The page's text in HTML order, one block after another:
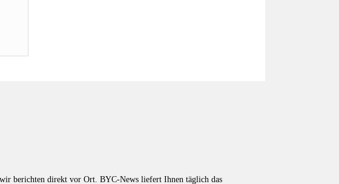
berichten direkt vor Ort. BYC-News liefert Ihnen täglich das